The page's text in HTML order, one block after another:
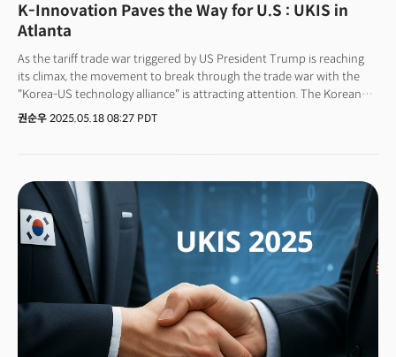
K-Innovation Paves the Way for U.S : UKIS in
Atlanta
As the tariff trade war triggered by US President Trump is reaching
its climax, the movement to break through the trade war with the
"Korea-US technology alliance" is attracting attention. The Korean
Science and Technology Association (KSEA, Chairman Oh Tae-hwan)
create practical business results in connection with the 'UKC 2025
(US-Korea Conference)' centered on academic exchange. The event,
which aims to be a bridge between Korea-US innovative
technologies beyond a simple exhibition, will be held as a
comprehensive industry expo that combines technology exhibitions,
business meetings, corporate pitching, networking, investment
forums, and showcases. Korean scientists in the United States can
now actively support Korean innovative technology companies to
enter and invest in the United States. More than 30 Korean small and
medium-sized companies, startups, and local governments are
권순우 2025.05.18 08:27 PDT